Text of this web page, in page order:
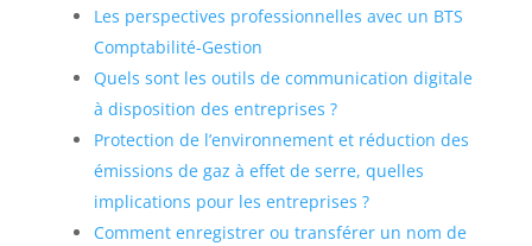
Les perspectives professionnelles avec un BTS
Comptabilité-Gestion
Quels sont les outils de communication digitale
à disposition des entreprises ?
Protection de l’environnement et réduction des
émissions de gaz à effet de serre, quelles
implications pour les entreprises ?
Comment enregistrer ou transférer un nom de